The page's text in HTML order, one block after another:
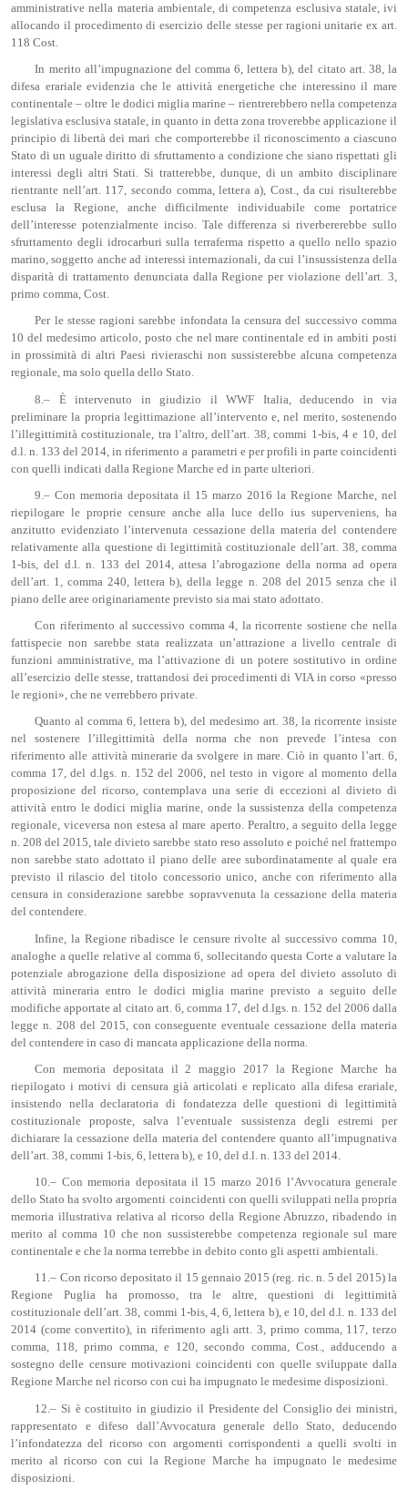
amministrative nella materia ambientale, di competenza esclusiva statale, ivi
allocando il procedimento di esercizio delle stesse per ragioni unitarie ex art.
118 Cost.
In merito all’impugnazione del comma 6, lettera b), del citato art. 38, la
difesa erariale evidenzia che le attività energetiche che interessino il mare
continentale – oltre le dodici miglia marine – rientrerebbero nella competenza
legislativa esclusiva statale, in quanto in detta zona troverebbe applicazione il
principio di libertà dei mari che comporterebbe il riconoscimento a ciascuno
Stato di un uguale diritto di sfruttamento a condizione che siano rispettati gli
interessi degli altri Stati. Si tratterebbe, dunque, di un ambito disciplinare
rientrante nell’art. 117, secondo comma, lettera a), Cost., da cui risulterebbe
esclusa la Regione, anche difficilmente individuabile come portatrice
dell’interesse potenzialmente inciso. Tale differenza si riverbererebbe sullo
sfruttamento degli idrocarburi sulla terraferma rispetto a quello nello spazio
marino, soggetto anche ad interessi internazionali, da cui l’insussistenza della
disparità di trattamento denunciata dalla Regione per violazione dell’art. 3,
primo comma, Cost.
Per le stesse ragioni sarebbe infondata la censura del successivo comma
10 del medesimo articolo, posto che nel mare continentale ed in ambiti posti
in prossimità di altri Paesi rivieraschi non sussisterebbe alcuna competenza
regionale, ma solo quella dello Stato.
8.– È intervenuto in giudizio il WWF Italia, deducendo in via
preliminare la propria legittimazione all’intervento e, nel merito, sostenendo
l’illegittimità costituzionale, tra l’altro, dell’art. 38, commi 1-bis, 4 e 10, del
d.l. n. 133 del 2014, in riferimento a parametri e per profili in parte coincidenti
con quelli indicati dalla Regione Marche ed in parte ulteriori.
9.– Con memoria depositata il 15 marzo 2016 la Regione Marche, nel
riepilogare le proprie censure anche alla luce dello ius superveniens, ha
anzitutto evidenziato l’intervenuta cessazione della materia del contendere
relativamente alla questione di legittimità costituzionale dell’art. 38, comma
1-bis, del d.l. n. 133 del 2014, attesa l’abrogazione della norma ad opera
dell’art. 1, comma 240, lettera b), della legge n. 208 del 2015 senza che il
piano delle aree originariamente previsto sia mai stato adottato.
Con riferimento al successivo comma 4, la ricorrente sostiene che nella
fattispecie non sarebbe stata realizzata un’attrazione a livello centrale di
funzioni amministrative, ma l’attivazione di un potere sostitutivo in ordine
all’esercizio delle stesse, trattandosi dei procedimenti di VIA in corso «presso
le regioni», che ne verrebbero private.
Quanto al comma 6, lettera b), del medesimo art. 38, la ricorrente insiste
nel sostenere l’illegittimità della norma che non prevede l’intesa con
riferimento alle attività minerarie da svolgere in mare. Ciò in quanto l’art. 6,
comma 17, del d.lgs. n. 152 del 2006, nel testo in vigore al momento della
proposizione del ricorso, contemplava una serie di eccezioni al divieto di
attività entro le dodici miglia marine, onde la sussistenza della competenza
regionale, viceversa non estesa al mare aperto. Peraltro, a seguito della legge
n. 208 del 2015, tale divieto sarebbe stato reso assoluto e poiché nel frattempo
non sarebbe stato adottato il piano delle aree subordinatamente al quale era
previsto il rilascio del titolo concessorio unico, anche con riferimento alla
censura in considerazione sarebbe sopravvenuta la cessazione della materia
del contendere.
Infine, la Regione ribadisce le censure rivolte al successivo comma 10,
analoghe a quelle relative al comma 6, sollecitando questa Corte a valutare la
potenziale abrogazione della disposizione ad opera del divieto assoluto di
attività mineraria entro le dodici miglia marine previsto a seguito delle
modifiche apportate al citato art. 6, comma 17, del d.lgs. n. 152 del 2006 dalla
legge n. 208 del 2015, con conseguente eventuale cessazione della materia
del contendere in caso di mancata applicazione della norma.
Con memoria depositata il 2 maggio 2017 la Regione Marche ha
riepilogato i motivi di censura già articolati e replicato alla difesa erariale,
insistendo nella declaratoria di fondatezza delle questioni di legittimità
costituzionale proposte, salva l’eventuale sussistenza degli estremi per
dichiarare la cessazione della materia del contendere quanto all’impugnativa
dell’art. 38, commi 1-bis, 6, lettera b), e 10, del d.l. n. 133 del 2014.
10.– Con memoria depositata il 15 marzo 2016 l’Avvocatura generale
dello Stato ha svolto argomenti coincidenti con quelli sviluppati nella propria
memoria illustrativa relativa al ricorso della Regione Abruzzo, ribadendo in
merito al comma 10 che non sussisterebbe competenza regionale sul mare
continentale e che la norma terrebbe in debito conto gli aspetti ambientali.
11.– Con ricorso depositato il 15 gennaio 2015 (reg. ric. n. 5 del 2015) la
Regione Puglia ha promosso, tra le altre, questioni di legittimità
costituzionale dell’art. 38, commi 1-bis, 4, 6, lettera b), e 10, del d.l. n. 133 del
2014 (come convertito), in riferimento agli artt. 3, primo comma, 117, terzo
comma, 118, primo comma, e 120, secondo comma, Cost., adducendo a
sostegno delle censure motivazioni coincidenti con quelle sviluppate dalla
Regione Marche nel ricorso con cui ha impugnato le medesime disposizioni.
12.– Si è costituito in giudizio il Presidente del Consiglio dei ministri,
rappresentato e difeso dall’Avvocatura generale dello Stato, deducendo
l’infondatezza del ricorso con argomenti corrispondenti a quelli svolti in
merito al ricorso con cui la Regione Marche ha impugnato le medesime
disposizioni.